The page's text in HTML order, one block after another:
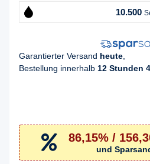
10.500
Garantierter Versand heute
Bestellung innerhalb 12 Stunden
86,15% /
und